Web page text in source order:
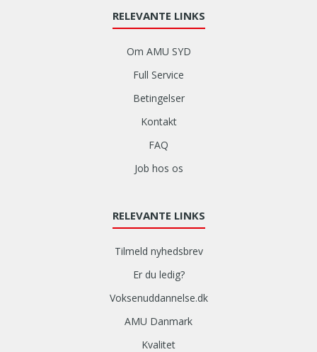
RELEVANTE LINKS
Om AMU SYD
Full Service
Betingelser
Kontakt
FAQ
Job hos os
RELEVANTE LINKS
Tilmeld nyhedsbrev
Er du ledig?
Voksenuddannelse.dk
AMU Danmark
Kvalitet